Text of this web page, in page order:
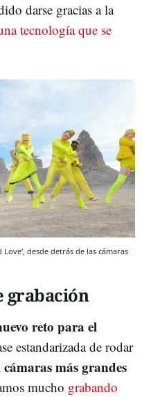
darse gracias a la
tecnología que se
desde detrás de las cámaras
grabación
reto para el
estandarizada de rodar
cámaras más grandes
mucho grabando